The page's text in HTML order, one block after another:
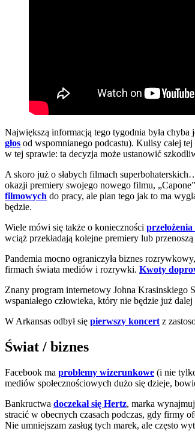
Największą informacją tego tygodnia była chyba
głos od wspomnianego podcastu). Kulisy całej
w tej sprawie: ta decyzja może ustanowić
A skoro już o słabych filmach
okazji premiery swojego nowego filmu,
filmowych do pracy, ale plan tego jak to ma
będzie.
Wiele mówi się także o konieczności
wciąż przekładają kolejne premiery lub
Pandemia mocno ograniczyła biznes
firmach świata mediów i rozrywki. Kwoty
Znany program internetowy Johna Krasinskiego
wspaniałego człowieka, który nie będzie już
W Arkansas odbył się pierwszy koncertz
Świat / biznes
Facebook ma problemy wizerunkowe (i nie
mediów społecznościowych dużo się dzieje,
Bankructwa doczekał się Hertz, marka
stracić w obecnych czasach podczas, gdy firmy
Nie umniejszam zasług tych marek, ale często